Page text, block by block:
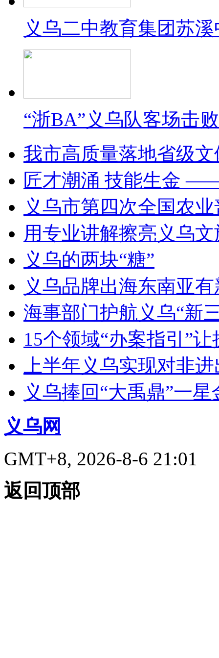
义乌二中教育集团苏
“浙BA”义乌队客场击
我市高质量落地省级
匠才潮涌 技能生金
义乌市第四次全国农
用专业讲解擦亮义乌
义乌的两块“糖”
义乌品牌出海东南亚
海事部门护航义乌“新
15个领域“办案指引”
上半年义乌实现对非
义乌捧回“大禹鼎”一星
义乌网
GMT+8, 2026-8-6 21:01
返回顶部